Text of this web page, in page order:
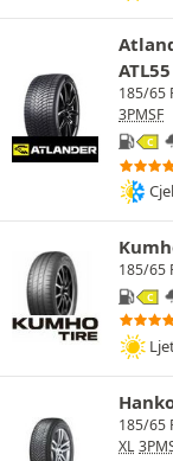
ATL55
185/65
3PMSF
C
185/65
C
185/65
XL